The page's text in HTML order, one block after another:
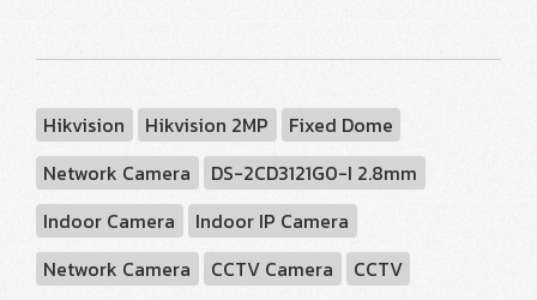
Hikvision Hikvision 2MP
Fixed Dome
Network Camera
DS-2CD3121G0-I 2.8mm
Indoor Camera
Indoor IP Camera
Network Camera
CCTV Camera
CCTV